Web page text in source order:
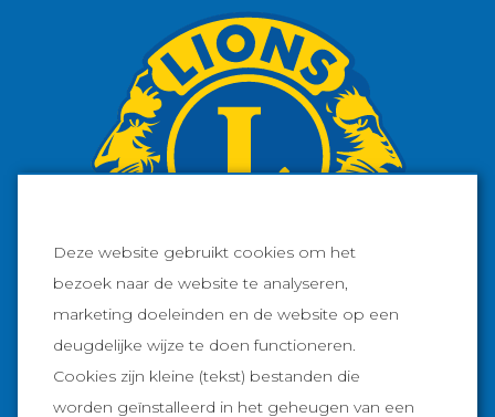
Facebook
Deze website gebruikt cookies om het
bezoek naar de website te analyseren,
marketing doeleinden en de website op een
deugdelijke wijze te doen functioneren.
Cookies zijn kleine (tekst) bestanden die
worden geïnstalleerd in het geheugen van een